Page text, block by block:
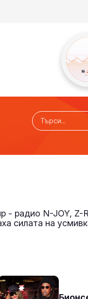
- радио N-JOY, Z-
силата на
СЛУШАЙ